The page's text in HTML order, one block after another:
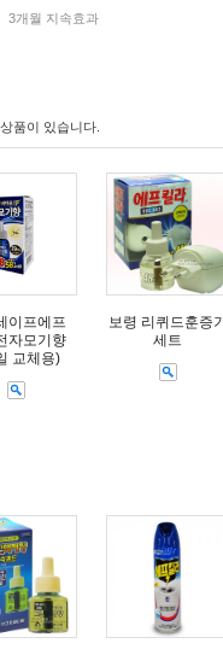
3개월 지속효과
품이 있습니다.
이프에프
자모기향
교체용)
보령 리퀴드훈증기
세트